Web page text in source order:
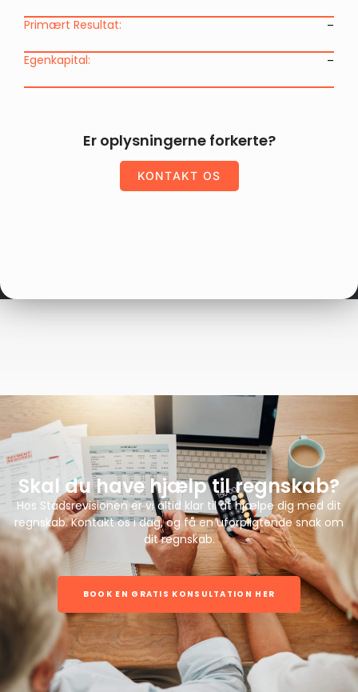
Primært Resultat: –
Egenkapital: –
Er oplysningerne forkerte?
KONTAKT OS
Skal du have hjælp til regnskab?
Hos Stadsrevisionen er vi altid klar til at hjælpe dig med dit
regnskab. Kontakt os i dag, og få en uforpligtende snak om
dit regnskab.
BOOK EN GRATIS KONSULTATION HER